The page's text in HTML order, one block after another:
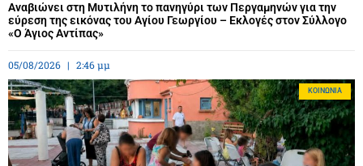
Αναβιώνει στη Μυτιλήνη το πανηγύρι των Περγαμηνών για την
εύρεση της εικόνας του Αγίου Γεωργίου – Εκλογές στον Σύλλογο
«Ο Άγιος Αντίπας»
05/08/2026 2:46 μμ
ΚΟΙΝΩΝΊΑ